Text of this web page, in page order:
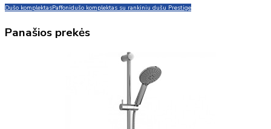
Dušo komplektasPaffonidušo komplektas su rankiniu dušu Prestige
Panašios prekės